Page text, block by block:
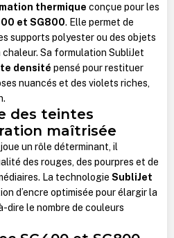
thermique conçue pour les
et SG800. Elle permet de
supports polyester ou des objets
Sa formulation SubliJet
densité pensé pour restituer
nuancés et des violets riches,
des teintes
maîtrisée
un rôle déterminant, il
des rouges, des pourpres et de
La technologie SubliJet
d’encre optimisée pour élargir la
dire le nombre de couleurs